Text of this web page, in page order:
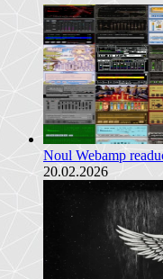
Noul Webamp
20.02.2026